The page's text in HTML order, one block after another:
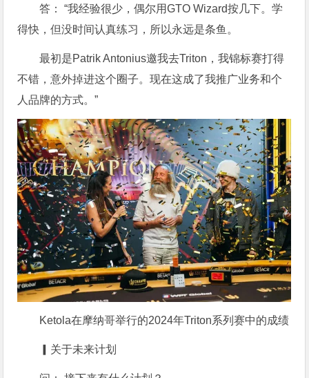
答： “我经验很少，偶尔用GTO Wizard按几下。学
得快，但没时间认真练习，所以永远是条鱼。
最初是Patrik Antonius邀我去Triton，我锦标赛打得
不错，意外掉进这个圈子。现在这成了我推广业务和个
人品牌的方式。”
Ketola在摩纳哥举行的2024年Triton系列赛中的成绩
▎关于未来计划